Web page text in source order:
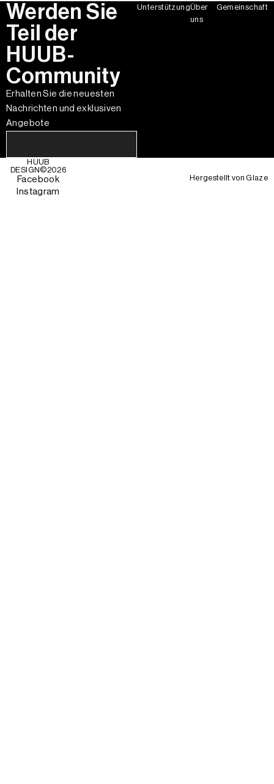
Werden Sie
Teil der
HUUB-
Community
Erhalten Sie die neuesten
Nachrichten und exklusiven
Angebote
UnterstützungÜber
uns
Gemeinschaft
HUUB
DESIGN©2026
Facebook
Instagram
Hergestellt vonGlaze